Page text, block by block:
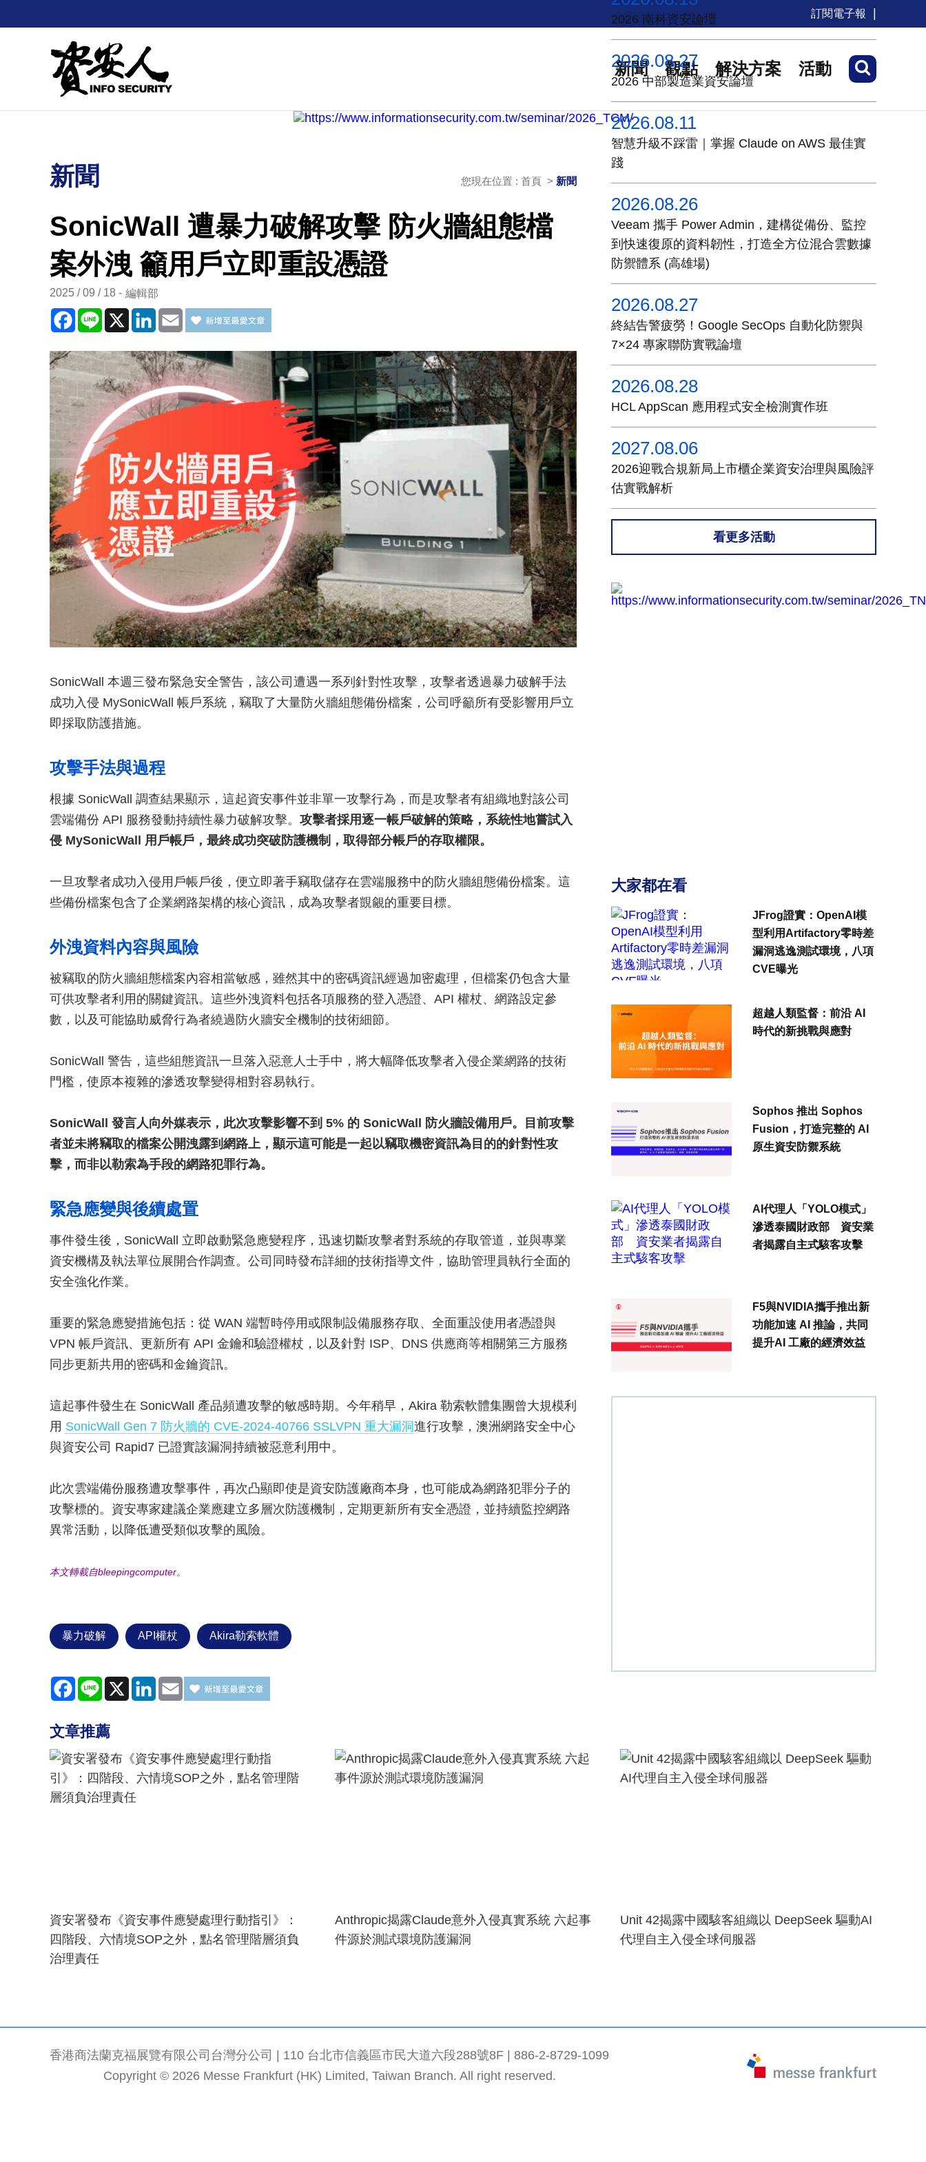
訂閱電子報
新聞 觀點 解決方案 活動
新聞 您現在位置 : 首頁 > 新聞
SonicWall 遭暴力破解攻擊 防火牆組態檔
案外洩 籲用戶立即重設憑證
2025 / 09 / 18 編輯部
Facebook
Line X LinkedInEmail
SonicWall 本週三發布緊急安全警告，該公司遭遇一系列針對性攻擊，攻擊者透過暴力破解手法
成功入侵 MySonicWall 帳戶系統，竊取了大量防火牆組態備份檔案，公司呼籲所有受影響用戶立
即採取防護措施。
攻擊手法與過程
根據 SonicWall 調查結果顯示，這起資安事件並非單一攻擊行為，而是攻擊者有組織地對該公司
雲端備份 API 服務發動持續性暴力破解攻擊。 攻擊者採用逐一帳戶破解的策略，系統性地嘗試入
侵 MySonicWall 用戶帳戶，最終成功突破防護機制，取得部分帳戶的存取權限。
一旦攻擊者成功入侵用戶帳戶後，便立即著手竊取儲存在雲端服務中的防火牆組態備份檔案。這
些備份檔案包含了企業網路架構的核心資訊，成為攻擊者覬覦的重要目標。
外洩資料內容與風險
被竊取的防火牆組態檔案內容相當敏感，雖然其中的密碼資訊經過加密處理，但檔案仍包含大量
可供攻擊者利用的關鍵資訊。這些外洩資料包括各項服務的登入憑證、API 權杖、網路設定參
數，以及可能協助威脅行為者繞過防火牆安全機制的技術細節。
SonicWall 警告，這些組態資訊一旦落入惡意人士手中，將大幅降低攻擊者入侵企業網路的技術
門檻，使原本複雜的滲透攻擊變得相對容易執行。
SonicWall 發言人向外媒表示，此次攻擊影響不到 5% 的 SonicWall 防火牆設備用戶。目前攻擊
者並未將竊取的檔案公開洩露到網路上，顯示這可能是一起以竊取機密資訊為目的的針對性攻
擊，而非以勒索為手段的網路犯罪行為。
緊急應變與後續處置
事件發生後，SonicWall 立即啟動緊急應變程序，迅速切斷攻擊者對系統的存取管道，並與專業
資安機構及執法單位展開合作調查。公司同時發布詳細的技術指導文件，協助管理員執行全面的
安全強化作業。
重要的緊急應變措施包括：從 WAN 端暫時停用或限制設備服務存取、全面重設使用者憑證與
VPN 帳戶資訊、更新所有 API 金鑰和驗證權杖，以及針對 ISP、DNS 供應商等相關第三方服務
同步更新共用的密碼和金鑰資訊。
這起事件發生在 SonicWall 產品頻遭攻擊的敏感時期。今年稍早，Akira 勒索軟體集團曾大規模利
用 SonicWall Gen 7 防火牆的 CVE-2024-40766 SSLVPN 重大漏洞進行攻擊，澳洲網路安全中心
與資安公司 Rapid7 已證實該漏洞持續被惡意利用中。
此次雲端備份服務遭攻擊事件，再次凸顯即使是資安防護廠商本身，也可能成為網路犯罪分子的
攻擊標的。資安專家建議企業應建立多層次防護機制，定期更新所有安全憑證，並持續監控網路
異常活動，以降低遭受類似攻擊的風險。
本文轉載自bleepingcomputer。
暴力破解 API權杖 Akira勒索軟體
Facebook
Line X LinkedInEmail
2026 南科資安論壇
2026.08.27
2026 中部製造業資安論壇
2026.08.11
智慧升級不踩雷｜掌握 Claude on AWS 最佳實
踐
2026.08.26
Veeam 攜手 Power Admin，建構從備份、監控
到快速復原的資料韌性，打造全方位混合雲數據
防禦體系 (高雄場)
2026.08.27
終結告警疲勞！Google SecOps 自動化防禦與
7×24 專家聯防實戰論壇
2026.08.28
HCL AppScan 應用程式安全檢測實作班
2027.08.06
2026迎戰合規新局上市櫃企業資安治理與風險評
估實戰解析
看更多活動
大家都在看
JFrog證實：OpenAI模
型利用Artifactory零時差
漏洞逃逸測試環境，八項
CVE曝光
超越人類監督：前沿 AI
時代的新挑戰與應對
Sophos 推出 Sophos
Fusion，打造完整的 AI
原生資安防禦系統
AI代理人「YOLO模式」
滲透泰國財政部 資安業
者揭露自主式駭客攻擊
F5與NVIDIA攜手推出新
功能加速 AI 推論，共同
提升AI 工廠的經濟效益
文章推薦
資安署發布《資安事件應變處理行動指引》：
四階段、六情境SOP之外，點名管理階層須負
治理責任
Anthropic揭露Claude意外入侵真實系統 六起事
件源於測試環境防護漏洞
Unit 42揭露中國駭客組織以 DeepSeek 驅動AI
代理自主入侵全球伺服器
香港商法蘭克福展覽有限公司台灣分公司 | 110 台北市信義區市民大道六段288號8F | 886-2-8729-1099
Copyright © 2026 Messe Frankfurt (HK) Limited, Taiwan Branch. All right reserved.